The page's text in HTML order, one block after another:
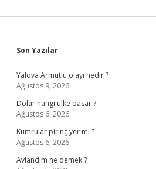
Sidebar
Son Yazılar
Yalova Armutlu olayı nedir ?
Ağustos 9, 2026
Dolar hangi ülke basar ?
Ağustos 6, 2026
Kumrular pirinç yer mi ?
Ağustos 6, 2026
Avlandım ne demek ?